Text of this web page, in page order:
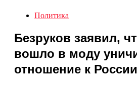
Политика
Безруков заявил,
вошло в моду
отношение к